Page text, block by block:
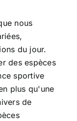
nous
du jour.
des espèces
sportive
plus qu'une
de